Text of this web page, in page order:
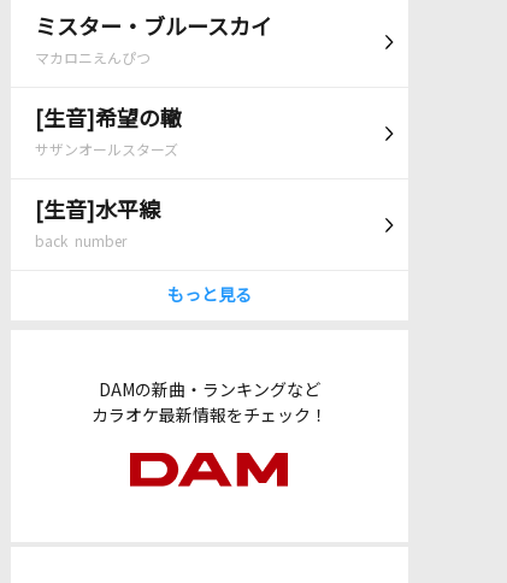
ミスター・ブルースカイ
マカロニえんぴつ
[生音]希望の轍
サザンオールスターズ
[生音]水平線
back number
もっと見る
DAMの新曲・ランキングなど
カラオケ最新情報をチェック！